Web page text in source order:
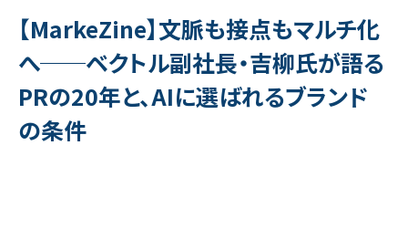
【MarkeZine】文脈も接点もマルチ化
へ──ベクトル副社長・吉柳氏が語る
PRの20年と、AIに選ばれるブランド
の条件